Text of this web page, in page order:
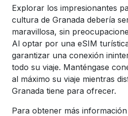
Explorar los impresionantes
cultura de Granada debería
maravillosa, sin
Al optar por una eSIM
garantizar una conexión
todo su viaje. Manténgase
al máximo su viaje mientras
Granada tiene para ofrecer.
Para obtener más